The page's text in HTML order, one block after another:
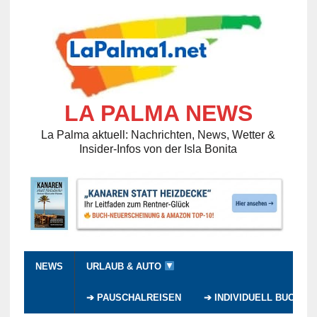
LA PALMA NEWS
La Palma aktuell: Nachrichten, News, Wetter &
Insider-Infos von der Isla Bonita
NEWS URLAUB & AUTO
➔ PAUSCHALREISEN ➔ INDIVIDUELL BUCHEN